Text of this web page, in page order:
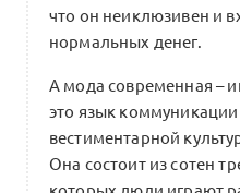
что он неиклюзивен и
нормальных денег.
А мода современная –
это язык
вестиментарной
Она состоит из сотен